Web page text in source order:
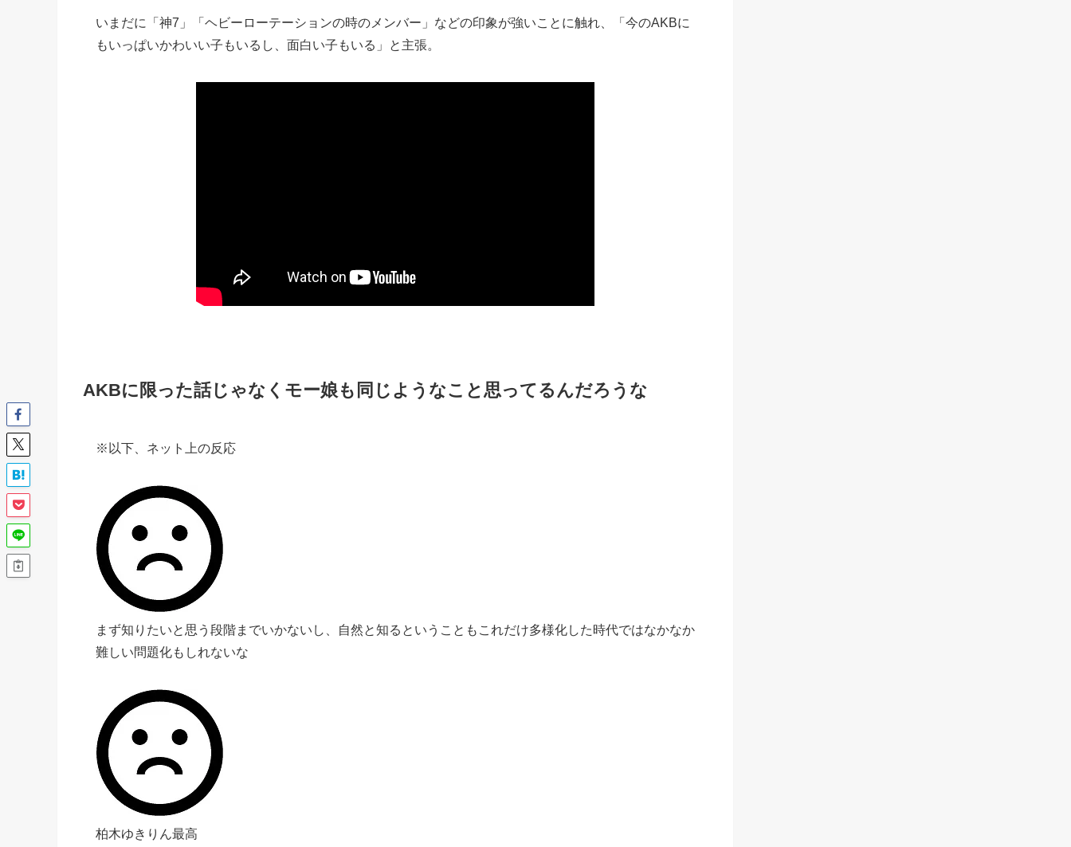
いまだに「神7」「ヘビーローテーションの時のメンバー」などの印象が強いことに触れ、「今のAKBに
もいっぱいかわいい子もいるし、面白い子もいる」と主張。
AKBに限った話じゃなくモー娘も同じようなこと思ってるんだろうな
※以下、ネット上の反応
まず知りたいと思う段階までいかないし、自然と知るということもこれだけ多様化した時代ではなかなか
難しい問題化もしれないな
柏木ゆきりん最高